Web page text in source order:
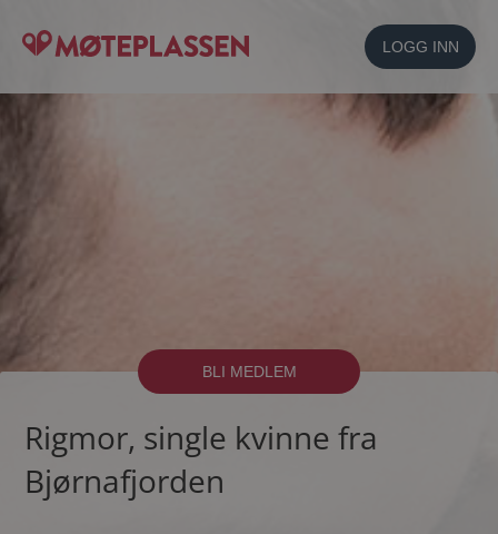
LOGG INN
BLI MEDLEM
Rigmor, single kvinne fra
Bjørnafjorden